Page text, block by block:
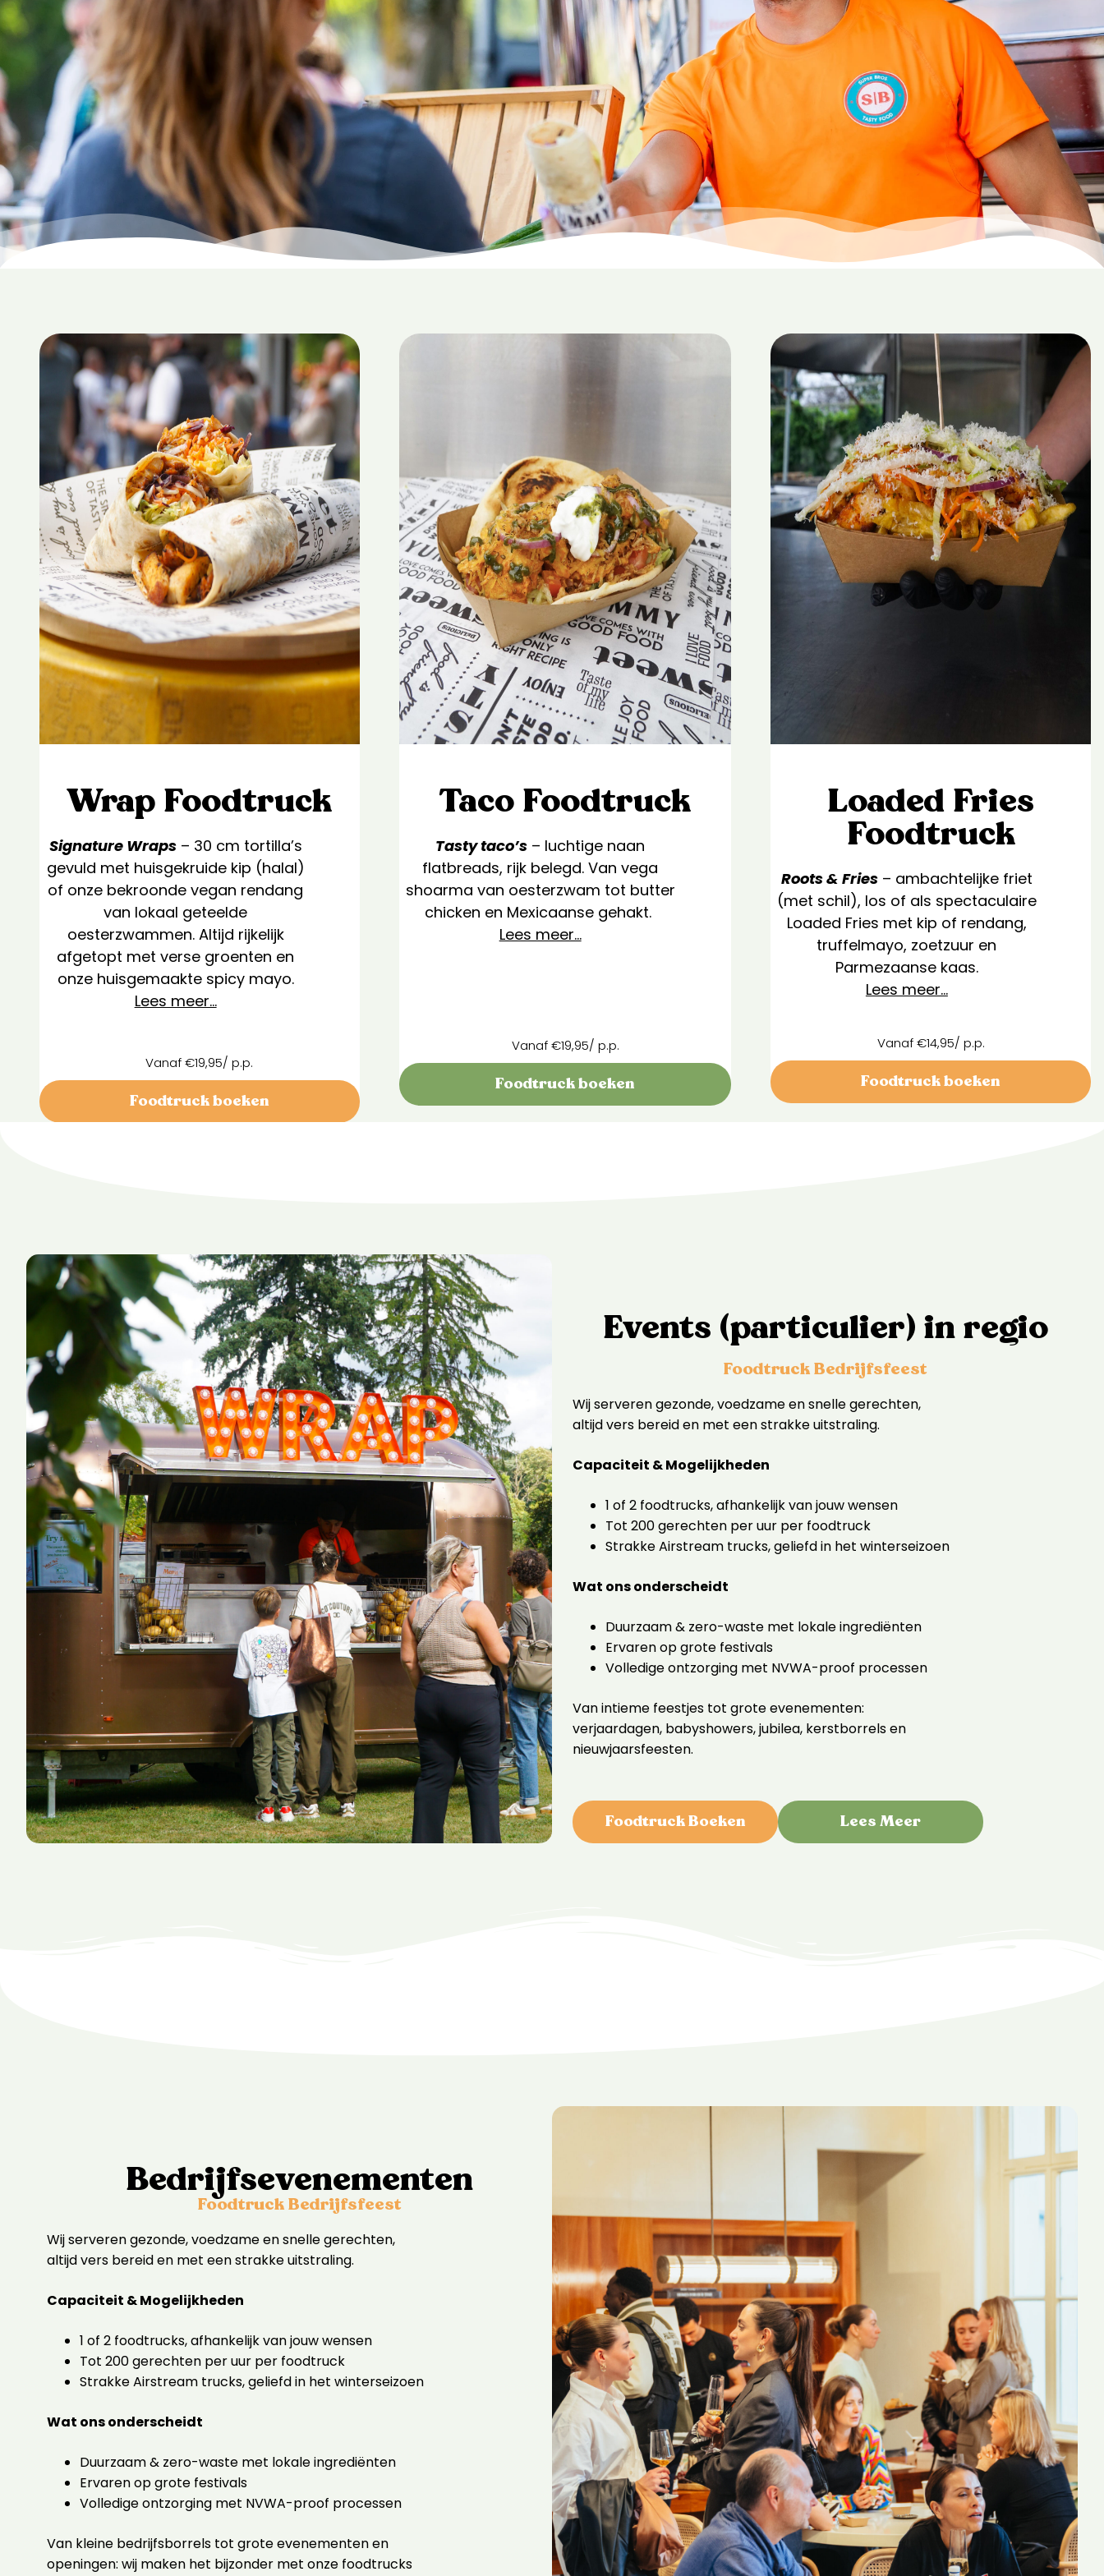
Wrap Foodtruck
Signature Wraps– 30 cm tortilla’s
gevuld met huisgekruide kip (halal)
of onze bekroonde vegan rendang
van lokaal geteelde
oesterzwammen. Altijd rijkelijk
afgetopt met verse groenten en
onze huisgemaakte spicy mayo.
Lees meer…
Vanaf €19,95/ p.p.
Foodtruck boeken
Taco Foodtruck
Tasty taco’s – luchtige naan
flatbreads, rijk belegd. Van vega
shoarma van oesterzwam tot butter
chicken en Mexicaanse gehakt.
Lees meer…
Vanaf €19,95/ p.p.
Foodtruck boeken
Loaded Fries
Foodtruck
Roots & Fries– ambachtelijke friet
(met schil), los of als spectaculaire
Loaded Fries met kip of rendang,
truffelmayo, zoetzuur en
Parmezaanse kaas.
Lees meer…
Vanaf €14,95/ p.p.
Foodtruck boeken
Events (particulier) in regio
Foodtruck Bedrijfsfeest
Wij serveren gezonde, voedzame en snelle gerechten,
altijd vers bereid en met een strakke uitstraling.
Capaciteit & Mogelijkheden
1 of 2 foodtrucks, afhankelijk van jouw wensen
Tot 200 gerechten per uur per foodtruck
Strakke Airstream trucks, geliefd in het winterseizoen
Wat ons onderscheidt
Duurzaam & zero-waste met lokale ingrediënten
Ervaren op grote festivals
Volledige ontzorging met NVWA-proof processen
Van intieme feestjes tot grote evenementen:
verjaardagen, babyshowers, jubilea, kerstborrels en
nieuwjaarsfeesten.
Foodtruck Boeken Lees Meer
Bedrijfsevenementen
Foodtruck Bedrijfsfeest
Wij serveren gezonde, voedzame en snelle gerechten,
altijd vers bereid en met een strakke uitstraling.
Capaciteit & Mogelijkheden
1 of 2 foodtrucks, afhankelijk van jouw wensen
Tot 200 gerechten per uur per foodtruck
Strakke Airstream trucks, geliefd in het winterseizoen
Wat ons onderscheidt
Duurzaam & zero-waste met lokale ingrediënten
Ervaren op grote festivals
Volledige ontzorging met NVWA-proof processen
Van kleine bedrijfsborrels tot grote evenementen en
openingen: wij maken het bijzonder met onze foodtrucks